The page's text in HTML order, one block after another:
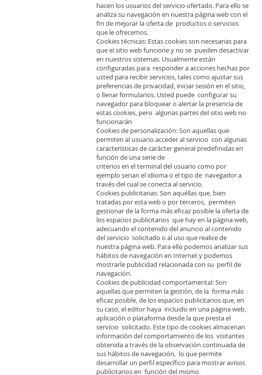
hacen los usuarios del servicio ofertado. Para ello se
analiza su navegación en nuestra página web con el
fin de mejorar la oferta de productos o servicios
que le ofrecemos.
Cookies técnicas: Estas cookies son necesarias para
que el sitio web funcione y no se pueden desactivar
en nuestros sistemas. Usualmente están
configuradas para responder a acciones hechas por
usted para recibir servicios, tales como ajustar sus
preferencias de privacidad, iniciar sesión en el sitio,
o llenar formularios. Usted puede configurar su
navegador para bloquear o alertar la presencia de
estas cookies, pero algunas partes del sitio web no
funcionarán
Cookies de personalización: Son aquellas que
permiten al usuario acceder al servicio con algunas
características de carácter general predefinidas en
función de una serie de
criterios en el terminal del usuario como por
ejemplo serian el idioma o el tipo de navegador a
través del cual se conecta al servicio.
Cookies publicitarias: Son aquéllas que, bien
tratadas por esta web o por terceros, permiten
gestionar de la forma más eficaz posible la oferta de
los espacios publicitarios que hay en la página web,
adecuando el contenido del anuncio al contenido
del servicio solicitado o al uso que realice de
nuestra página web. Para ello podemos analizar sus
hábitos de navegación en Internet y podemos
mostrarle publicidad relacionada con su perfil de
navegación.
Cookies de publicidad comportamental: Son
aquellas que permiten la gestión, de la forma más
eficaz posible, de los espacios publicitarios que, en
su caso, el editor haya incluido en una página web,
aplicación o plataforma desde la que presta el
servicio solicitado. Este tipo de cookies almacenan
información del comportamiento de los visitantes
obtenida a través de la observación continuada de
sus hábitos de navegación, lo que permite
desarrollar un perfil específico para mostrar avisos
publicitarios en función del mismo.